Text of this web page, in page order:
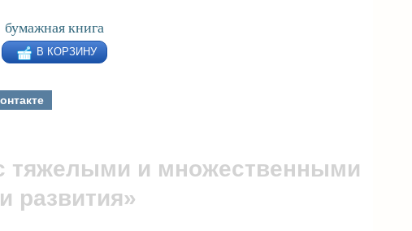
бумажная книга
В КОРЗИНУ
тяжелыми и множественными
развития»